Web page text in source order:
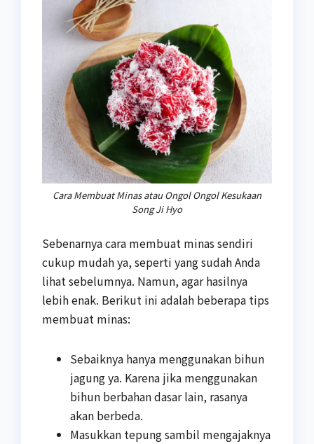
Cara Membuat Minas atau Ongol Ongol Kesukaan
Song Ji Hyo
Sebenarnya cara membuat minas sendiri
cukup mudah ya, seperti yang sudah Anda
lihat sebelumnya. Namun, agar hasilnya
lebih enak. Berikut ini adalah beberapa tips
membuat minas:
Sebaiknya hanya menggunakan bihun
jagung ya. Karena jika menggunakan
bihun berbahan dasar lain, rasanya
akan berbeda.
Masukkan tepung sambil mengajaknya